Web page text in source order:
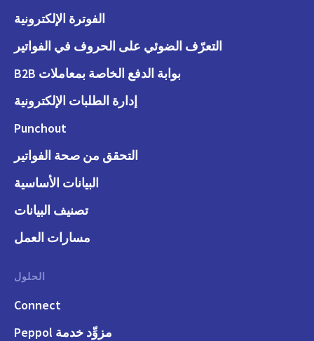
الفوترة الإلكترونية
التعرّف الضوئي على الحروف في الفواتير
بوابة الدفع الخاصة بمعاملات B2B
إدارة الطلبات الإلكترونية
Punchout
التحقق من صحة الفواتير
البيانات الأساسية
تصنيف البيانات
مسارات العمل
الحلول
Connect
مزوِّد خدمة Peppol